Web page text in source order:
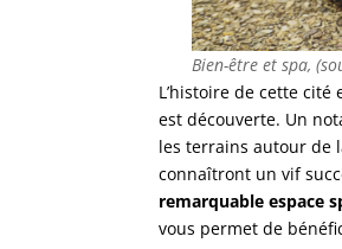
Bien-être et spa,
L’histoire de cette
est découverte. Un
les terrains autour de
connaîtront un vif
remarquable espace
vous permet de